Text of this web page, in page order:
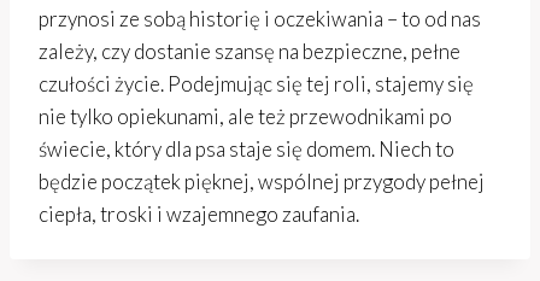
przynosi ze sobą historię i oczekiwania – to od nas
zależy, czy dostanie szansę na bezpieczne, pełne
czułości życie. Podejmując się tej roli, stajemy się
nie tylko opiekunami, ale też przewodnikami po
świecie, który dla psa staje się domem. Niech to
będzie początek pięknej, wspólnej przygody pełnej
ciepła, troski i wzajemnego zaufania.